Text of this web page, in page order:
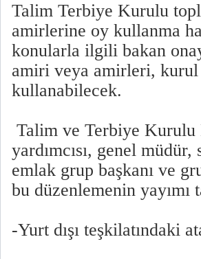
Talim Terbiye Kurulu
amirlerine oy kullanma
konularla ilgili bakan
amiri veya amirleri, kurul
kullanabilecek.
Talim ve Terbiye Kurulu
yardımcısı, genel
emlak grup başkanı ve
bu düzenlemenin yayımı
-Yurt dışı teşkilatındaki